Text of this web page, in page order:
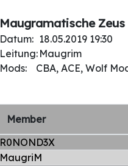
Maugramatische
Datum: 18.05.2019 19:30
Leitung: Maugrim
Mods:
CBA, ACE, Wolf
Member
R0NOND3X
MaugriM